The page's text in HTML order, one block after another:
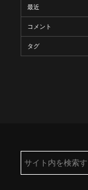
最近
コメント
タグ